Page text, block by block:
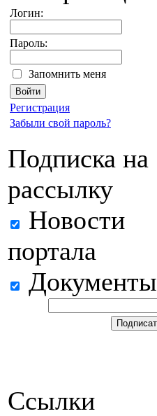
Логин:
Пароль:
Запомнить меня
Регистрация
Забыли свой пароль?
Подписка на
рассылку
Новости
портала
Документы
Ссылки